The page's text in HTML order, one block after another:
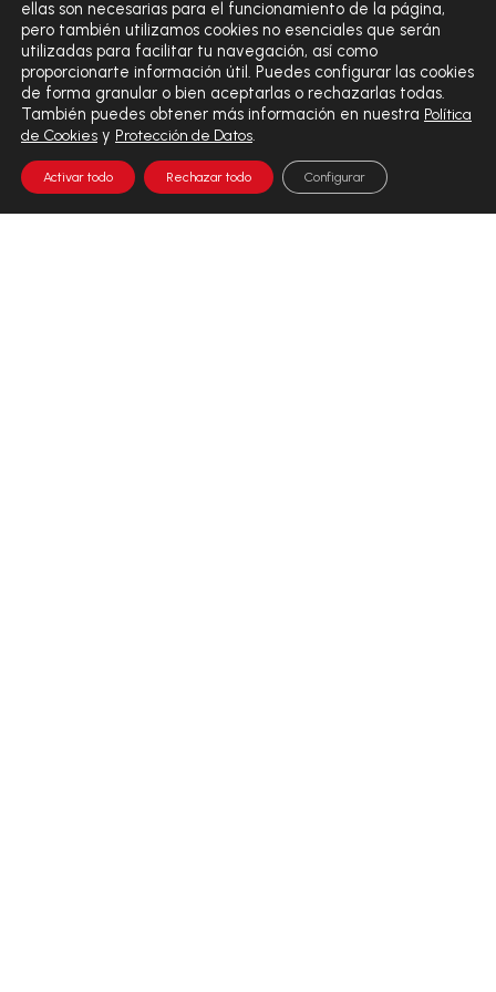
Newsletter
Recibirás todas las promociones y novedades.
ellas son necesarias para el funcionamiento de la página,
pero también utilizamos cookies no esenciales que serán
utilizadas para facilitar tu navegación, así como
proporcionarte información útil. Puedes configurar las cookies
de forma granular o bien aceptarlas o rechazarlas todas.
También puedes obtener más información en nuestra Política
de Cookies y Protección de Datos.
Activar todo Rechazar todo Configurar